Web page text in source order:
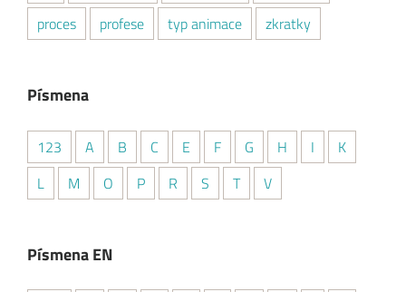
proces
profese typ animace zkratky
Písmena
123 A B C E F G H I
K
L
M O P R S T V
Písmena EN